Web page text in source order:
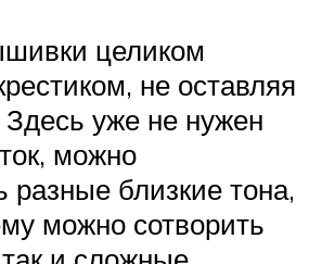
целиком
не оставляя
уже не нужен
можно
разные близкие тона,
можно сотворить